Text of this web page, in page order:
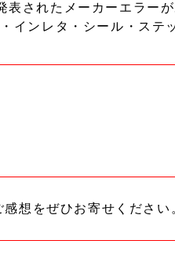
表されたメーカーエラー
インレタ・シール・ステ
想をぜひお寄せください